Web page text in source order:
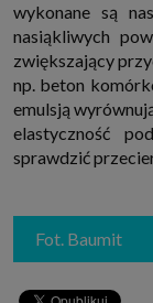
wykonane są
nasiąkliwych
zwiększający
np. beton
emulsją
elastyczność
sprawdzić
Fot. Baumit